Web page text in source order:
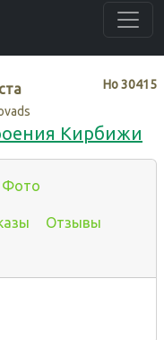
Нo30415
Кирбижи
Фото
Отзывы